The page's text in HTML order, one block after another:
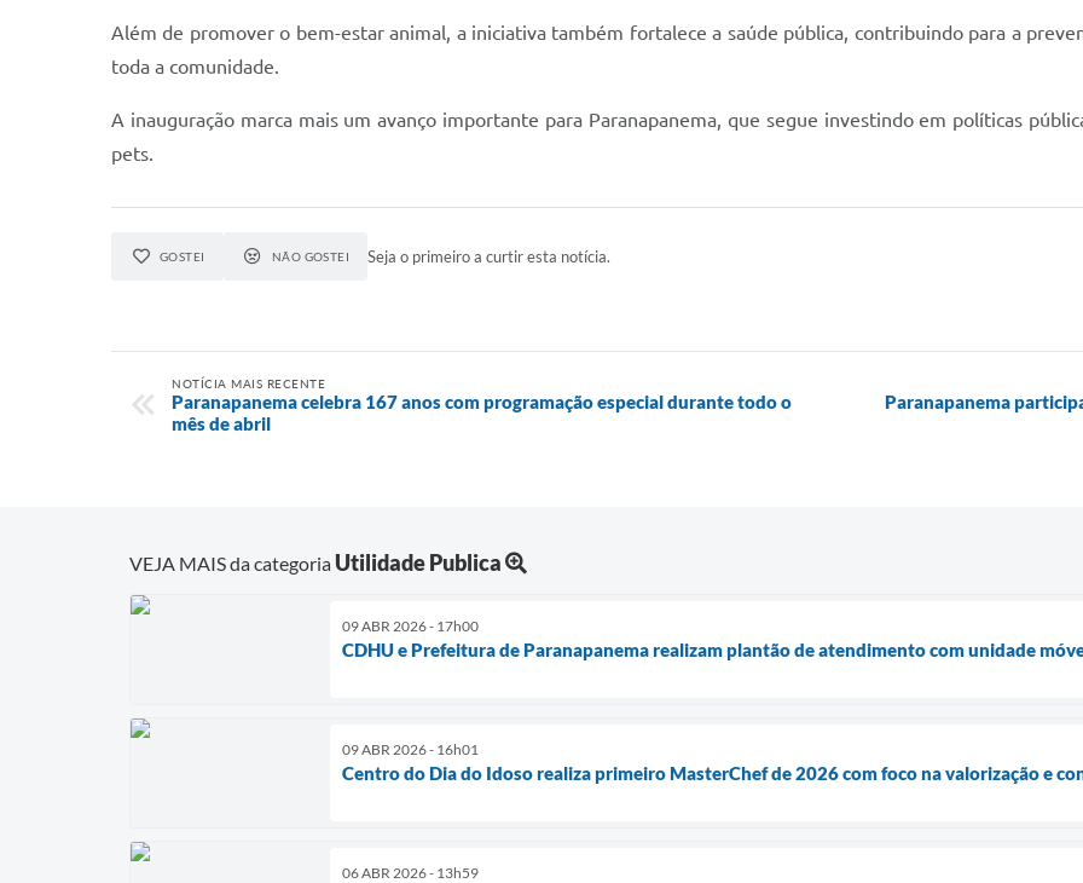
Além de promover o bem-estar animal, a iniciativa também fortalece a saúde pública, contribuindo para a
toda a comunidade.
A inauguração marca mais um avanço importante para Paranapanema, que segue investindo em políticas
pets.
GOSTEI NÃO GOSTEI Seja o primeiro a curtir esta notícia.
NOTÍCIA MAIS RECENTE
Paranapanema celebra 167 anos com programação especial durante todo o
mês de abril
Paranapanema
VEJA MAIS da categoria Utilidade Publica
09 ABR 2026 - 17h00
CDHU e Prefeitura de Paranapanema realizam plantão de atendimento com unidade
09 ABR 2026 - 16h01
Centro do Dia do Idoso realiza primeiro MasterChef de 2026 com foco na valorização e
06 ABR 2026 - 13h59